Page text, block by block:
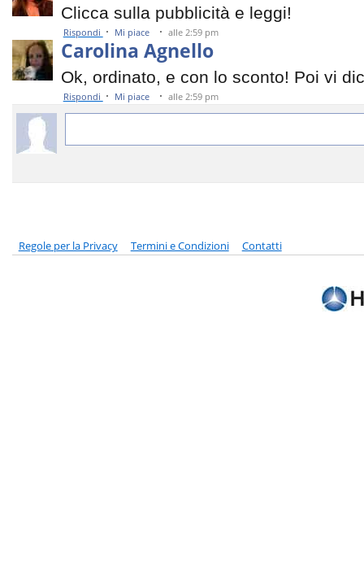
Clicca sulla pubblicità e leggi!
Rispondi · Mi piace · alle 2:59 pm
Carolina Agnello
Оk, ordinato, e con lo sconto! Poi vi
Rispondi · Mi piace · alle 2:59 pm
Regole per la Privacy Termini e Condizioni Contatti